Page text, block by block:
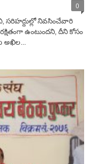
0
నివసించేవారి
ఉంటుందని, దీని కోసం
అఖిల...